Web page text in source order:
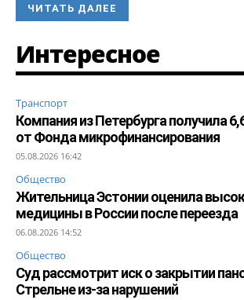
ЧИТАТЬ ДАЛЕЕ
Интересное
Транспорт
Компания из Петербурга получила
от Фонда микрофинансирования
05.08.2026 16:42
Общество
Жительница Эстонии оценила
медицины в России после переезда
06.08.2026 14:52
Общество
Суд рассмотрит иск о закрытии
Стрельне из-за нарушений